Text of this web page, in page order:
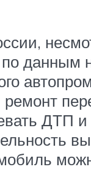
данным
ДТП